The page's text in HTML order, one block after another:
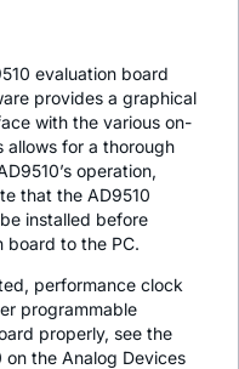
evaluation board
provides a graphical
with the various on-
allows for a thorough
operation,
that the AD9510
installed before
board to the PC.
performance clock
programmable
properly, see the
the Analog Devices